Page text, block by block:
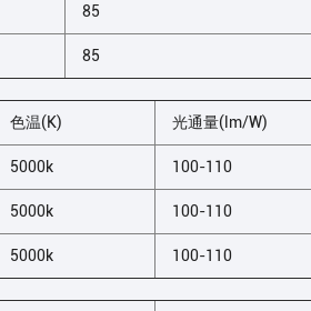
85
85
色温(K) 光通量(lm/W)
5000k 100-110
5000k 100-110
5000k 100-110